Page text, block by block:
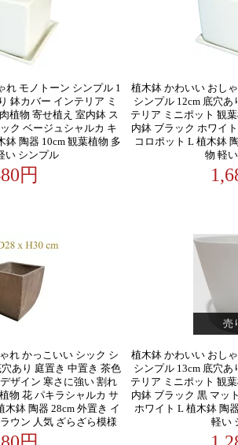
れ モノトーン シンプル 1
鉢カバー インテリア ミ
植物 寄せ植え 室内鉢 ス
ク ベージュシャルカ キ
鉢 陶器 10cm 観葉植物 多
い シンプル
円
植木鉢 かわいい おし
シンプル 12cm 底穴あ
テリア ミニポット 観
内鉢 ブラック ホワイ
コロポット L 植木鉢
物 軽
売
れ かっこいい シック シ
あり 庭置き 中置き 茶色
ザイン 寒さに強い 割れ
物 花 パキラシャルカ サ
鉢 陶器 28cm 外置き イ
ウン 人気 ざらざら模様
植木鉢 かわいい おし
シンプル 13cm 底穴あ
テリア ミニポット 観
内鉢 ブラック 黒 マッ
ホワイト L 植木鉢 陶
軽い